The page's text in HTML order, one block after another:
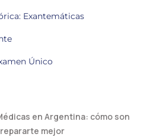
Exantemáticas
Único
en Argentina: cómo son
mejor